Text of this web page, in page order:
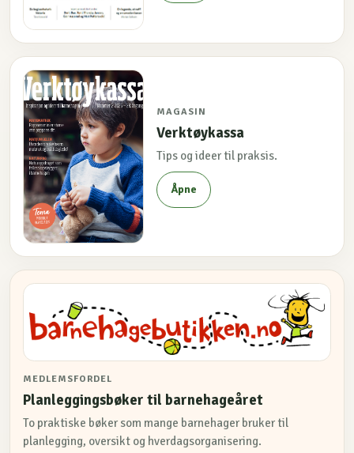
MAGASIN
Verktøykassa
Tips og ideer til praksis.
Åpne
MEDLEMSFORDEL
Planleggingsbøker til barnehageåret
To praktiske bøker som mange barnehager bruker til
planlegging, oversikt og hverdagsorganisering.